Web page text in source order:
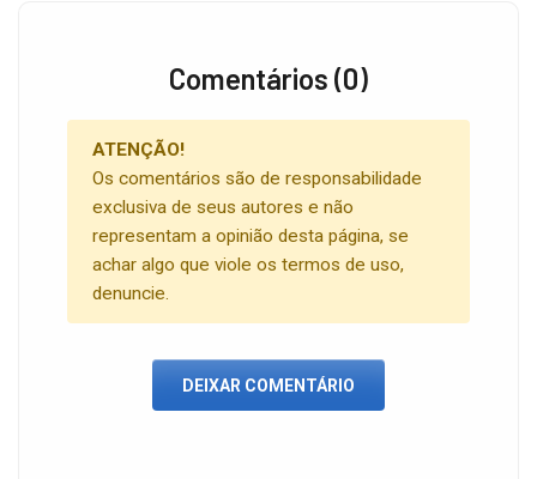
Comentários (0)
ATENÇÃO!
Os comentários são de responsabilidade
exclusiva de seus autores e não
representam a opinião desta página, se
achar algo que viole os termos de uso,
denuncie.
DEIXAR COMENTÁRIO